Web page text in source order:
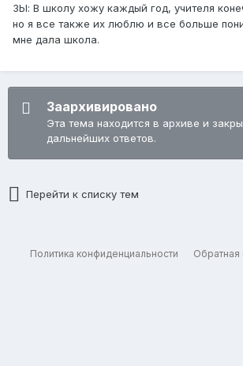
ЗЫ: В школу хожу каждый год, учителя
но я все также их люблю и все больше
мне дала школа.
Заархивировано
Эта тема находится в архиве и
дальнейших ответов.
Перейти к списку тем
Политика конфиденциальности Обратная